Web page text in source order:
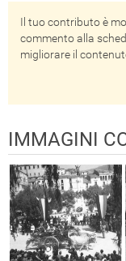
Il tuo contributo è
commento alla
migliorare il
IMMAGINI